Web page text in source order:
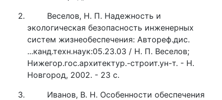
Веселов, Н. П. Надежность и
экологическая безопасность инженерных
систем жизнеобеспечения: Автореф.дис.
...канд.техн.наук:05.23.03 / Н. П. Веселов;
Нижегор.гос.архитектур.-строит.ун-т. - Н.
Новгород, 2002. - 23 с.
Иванов, В. Н. Особенности обеспечения